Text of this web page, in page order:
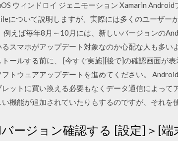
ウィンドロイ ジェニモーション Xamarin
について説明しますが、実際には多くのユーザー
例えば毎年8月～10月には、新しいバージョンの
スマホがアップデート対象なのか心配な人も多い
ールする前に、 [今すぐ実施][後で]の確認画面が
トウェアアップデートを進めてください。
ットに買い換える必要もなくデータ通信によって
機能が追加されていたりもするのですが、それを
ージョン確認する [設定]＞[